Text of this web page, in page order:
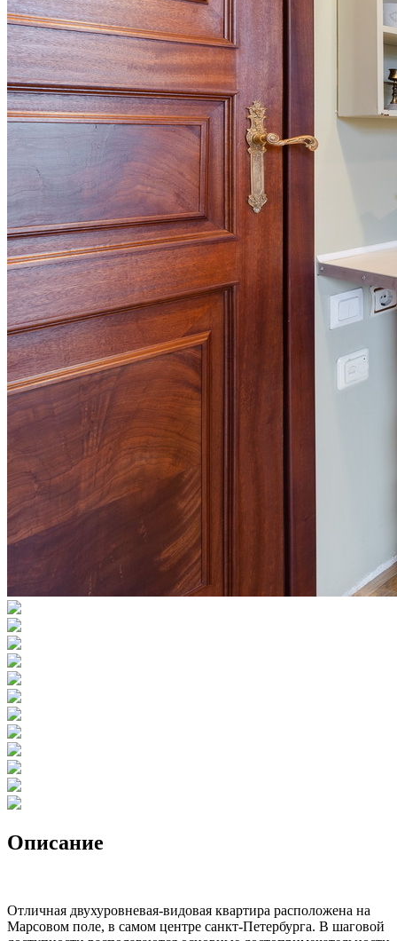
Описание
Отличная двухуровневая-видовая квартира расположена на
Марсовом поле, в самом центре санкт-Петербурга. В шаговой